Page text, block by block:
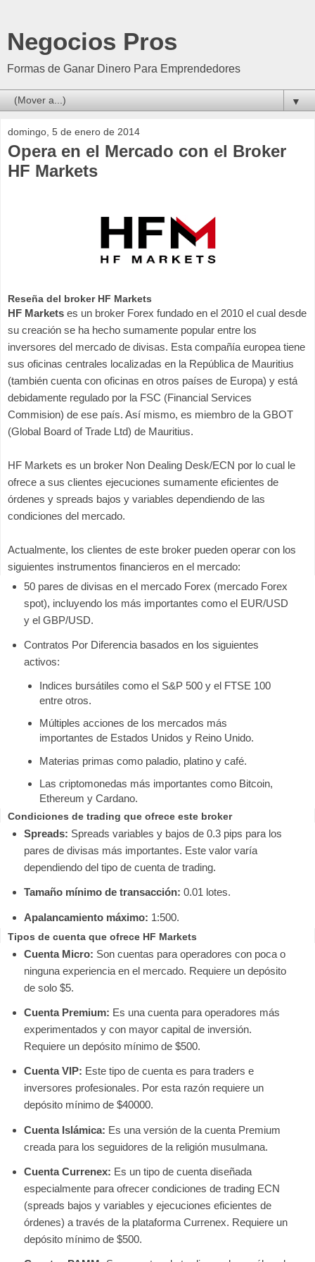
Negocios Pros
Formas de Ganar Dinero Para Emprendedores
▼
domingo, 5 de enero de 2014
Opera en el Mercado con el Broker
HF Markets
Reseña del broker HF Markets
HF Markets es un broker Forex fundado en el 2010 el cual desde
su creación se ha hecho sumamente popular entre los
inversores del mercado de divisas. Esta compañía europea tiene
sus oficinas centrales localizadas en la República de Mauritius
(también cuenta con oficinas en otros países de Europa) y está
debidamente regulado por la FSC (Financial Services
Commision) de ese país. Así mismo, es miembro de la GBOT
(Global Board of Trade Ltd) de Mauritius.
HF Markets es un broker Non Dealing Desk/ECN por lo cual le
ofrece a sus clientes ejecuciones sumamente eficientes de
órdenes y spreads bajos y variables dependiendo de las
condiciones del mercado.
Actualmente, los clientes de este broker pueden operar con los
siguientes instrumentos financieros en el mercado:
50 pares de divisas en el mercado Forex (mercado Forex
spot), incluyendo los más importantes como el EUR/USD
y el GBP/USD.
Contratos Por Diferencia basados en los siguientes
activos:
Indices bursátiles como el S&P 500 y el FTSE 100
entre otros.
Múltiples acciones de los mercados más
importantes de Estados Unidos y Reino Unido.
Materias primas como paladio, platino y café.
Las criptomonedas más importantes como Bitcoin,
Ethereum y Cardano.
Condiciones de trading que ofrece este broker
Spreads: Spreads variables y bajos de 0.3 pips para los
pares de divisas más importantes. Este valor varía
dependiendo del tipo de cuenta de trading.
Tamaño mínimo de transacción: 0.01 lotes.
Apalancamiento máximo: 1:500.
Tipos de cuenta que ofrece HF Markets
Cuenta Micro: Son cuentas para operadores con poca o
ninguna experiencia en el mercado. Requiere un depósito
de solo $5.
Cuenta Premium: Es una cuenta para operadores más
experimentados y con mayor capital de inversión.
Requiere un depósito mínimo de $500.
Cuenta VIP: Este tipo de cuenta es para traders e
inversores profesionales. Por esta razón requiere un
depósito mínimo de $40000.
Cuenta Islámica: Es una versión de la cuenta Premium
creada para los seguidores de la religión musulmana.
Cuenta Currenex: Es un tipo de cuenta diseñada
especialmente para ofrecer condiciones de trading ECN
(spreads bajos y variables y ejecuciones eficientes de
órdenes) a través de la plataforma Currenex. Requiere un
depósito mínimo de $500.